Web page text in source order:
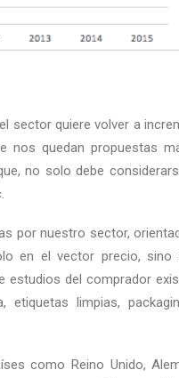
sector quiere volver a
nos quedan propuestas
no solo debe
por nuestro sector,
en el vector precio,
del comprador
limpias,
como Reino Unido,